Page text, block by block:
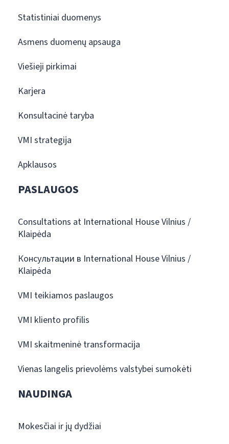
Statistiniai duomenys
Asmens duomenų apsauga
Viešieji pirkimai
Karjera
Konsultacinė taryba
VMI strategija
Apklausos
PASLAUGOS
Consultations at International House Vilnius /
Klaipėda
Консультации в International House Vilnius /
Klaipėda
VMI teikiamos paslaugos
VMI kliento profilis
VMI skaitmeninė transformacija
Vienas langelis prievolėms valstybei sumokėti
NAUDINGA
Mokesčiai ir jų dydžiai